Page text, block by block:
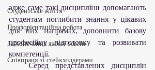
Студентське життя
Профорієнтаційна робота
Забезпечення якості освіти
Співпраця зі стейкхолдерами
адже саме такі дисципліни допомагають
студентам поглибити знання у цікавих
для них напрямах, доповнити базову
професійну підготовку та розвивати
компетенції.
   Серед представлених дисциплін